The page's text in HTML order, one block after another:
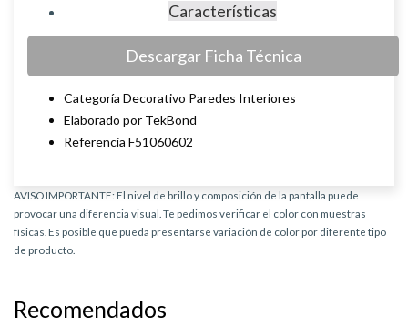
Características
Descargar Ficha Técnica
Categoría Decorativo Paredes Interiores
Elaborado por TekBond
Referencia F51060602
AVISO IMPORTANTE: El nivel de brillo y composición de la pantalla puede
provocar una diferencia visual. Te pedimos verificar el color con muestras
físicas. Es posible que pueda presentarse variación de color por diferente tipo
de producto.
Recomendados